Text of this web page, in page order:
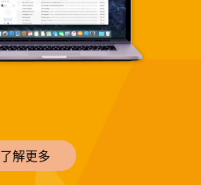
了解更多